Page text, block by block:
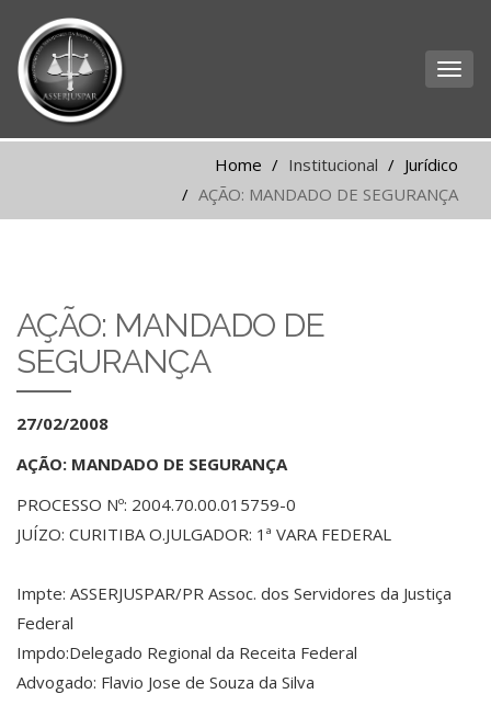
Home Institucional
Jurídico
AÇÃO: MANDADO DE SEGURANÇA
AÇÃO: MANDADO DE
SEGURANÇA
27/02/2008
AÇÃO: MANDADO DE SEGURANÇA
PROCESSO Nº: 2004.70.00.015759-0
JUÍZO: CURITIBA O.JULGADOR: 1ª VARA FEDERAL
Impte: ASSERJUSPAR/PR Assoc. dos Servidores da Justiça
Federal
Impdo:Delegado Regional da Receita Federal
Advogado: Flavio Jose de Souza da Silva